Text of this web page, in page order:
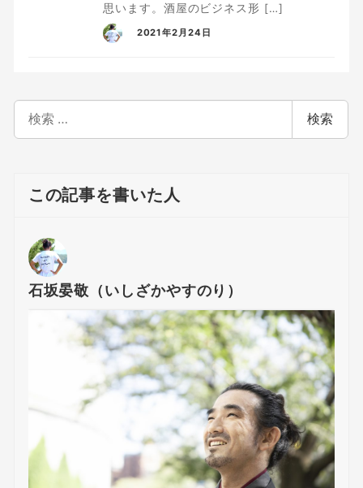
思います。酒屋のビジネス形 […]
2021年2月24日
索
検索
この記事を書いた人
石坂晏敬（いしざかやすのり）